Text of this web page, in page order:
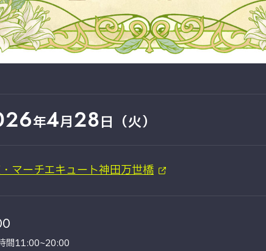
年4月28日（火）
マーチエキュート神田万世橋
間11:00~20:00